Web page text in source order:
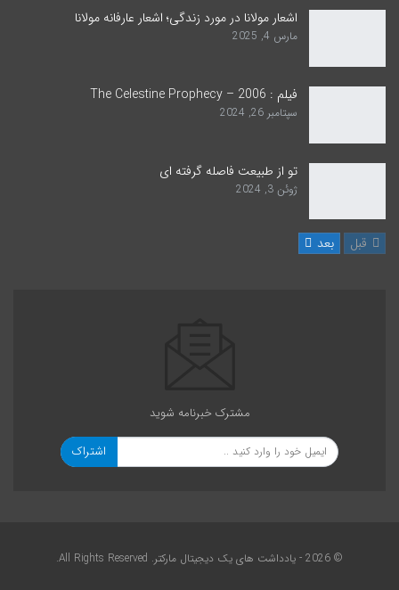
اشعار مولانا در مورد زندگی؛ اشعار عارفانه مولانا
مارس 4, 2025
فیلم : The Celestine Prophecy – 2006
سپتامبر 26, 2024
تو از طبیعت فاصله گرفته ای
ژوئن 3, 2024
قبل بعد
مشترک خبرنامه شوید
اشتراک
© 2026 - یادداشت های یک دیجیتال مارکتر. All Rights Reserved.